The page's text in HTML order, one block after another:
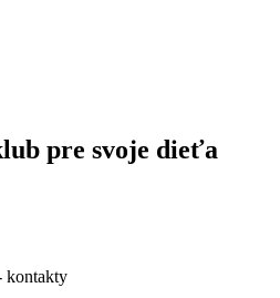
pre svoje dieťa
kontakty